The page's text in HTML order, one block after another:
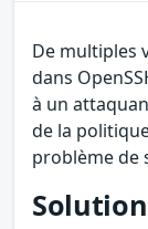
De multiples
dans
à un
de la
problème de